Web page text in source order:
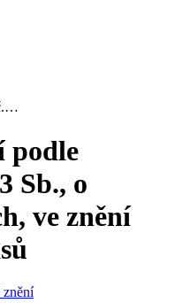
podle
Sb., o
ve znění